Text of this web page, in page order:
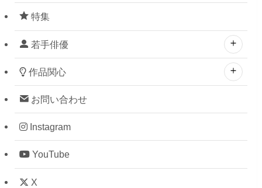
特集
若手俳優
作品関心
お問い合わせ
Instagram
YouTube
X